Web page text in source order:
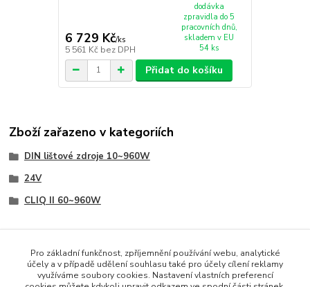
6 729 Kč/ks
5 561 Kč bez DPH
dodávka
zpravidla do 5
pracovních dnů,
skladem v EU
54 ks
Přidat do košíku
Zboží zařazeno v kategoriích
DIN lištové zdroje 10~960W
24V
CLIQ II 60~960W
www.czech-meanwell.cz
Pro základní funkčnost, zpříjemnění používání webu, analytické
účely a v případě udělení souhlasu také pro účely cílení reklamy
využíváme soubory cookies. Nastavení vlastních preferencí